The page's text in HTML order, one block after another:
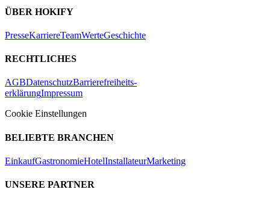
ÜBER HOKIFY
PresseKarriereTeamWerteGeschichte
RECHTLICHES
AGBDatenschutzBarrierefreiheits-
erklärungImpressum
Cookie Einstellungen
BELIEBTE BRANCHEN
EinkaufGastronomieHotelInstallateurMarketing
UNSERE PARTNER